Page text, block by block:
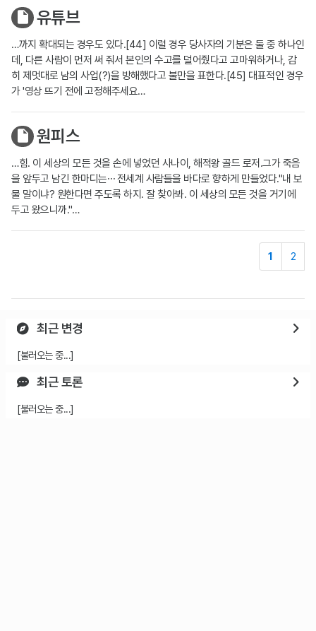
유튜브
…까지 확대되는 경우도 있다.[44] 이럴 경우 당사자의 기분은 둘 중 하나인
데, 다른 사람이 먼저 써 줘서 본인의 수고를 덜어줬다고 고마워하거나, 감
히 제멋대로 남의 사업(?)을 방해했다고 불만을 표한다.[45] 대표적인 경우
가 '영상 뜨기 전에 고정해주세요…
원피스
…힘. 이 세상의 모든 것을 손에 넣었던 사나이, 해적왕 골드 로저.그가 죽음
을 앞두고 남긴 한마디는⋯ 전세계 사람들을 바다로 향하게 만들었다."내 보
물 말이냐? 원한다면 주도록 하지. 잘 찾아봐. 이 세상의 모든 것을 거기에
두고 왔으니까."…
1 2
최근 변경
[불러오는 중...]
최근 토론
[불러오는 중...]